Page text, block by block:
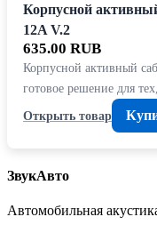
Корпусной
12A V.2
635.00 RUB
Корпусной активный
готовое решение для
Открыть товар
ЗвукАвто
Автомобильная